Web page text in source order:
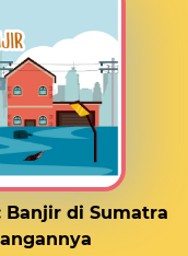
Banjir di Sumatra